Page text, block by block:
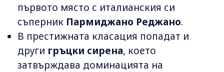
първото място с италианския си
съперник Пармиджано Реджано.
В престижната класация попадат и
други гръцки сирена, което
затвърждава доминацията на